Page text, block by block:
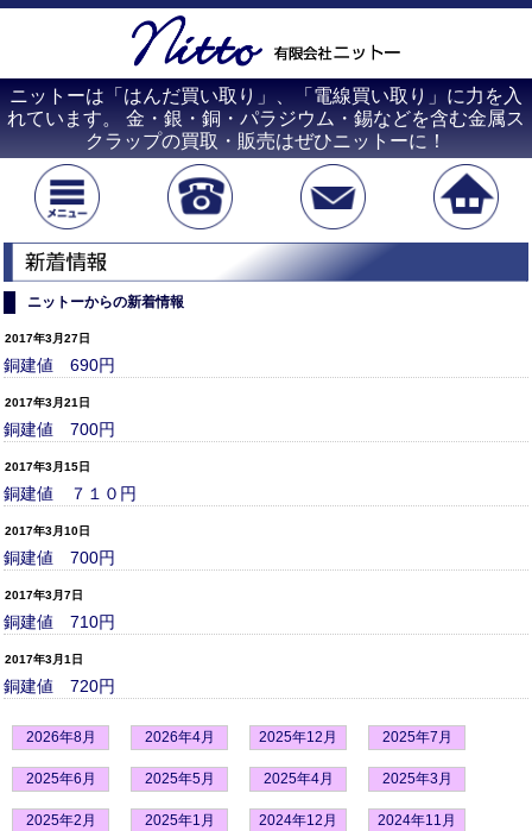
ニットーは「はんだ買い取り」、「電線買い取り」に力を入
れています。 金・銀・銅・パラジウム・錫などを含む金属ス
クラップの買取・販売はぜひニットーに！
ニットーからの新着情報
2017年3月27日
銅建値 690円
2017年3月21日
銅建値 700円
2017年3月15日
銅建値 ７１０円
2017年3月10日
銅建値 700円
2017年3月7日
銅建値 710円
2017年3月1日
銅建値 720円
2026年8月 2026年4月 2025年12月 2025年7月
2025年6月 2025年5月 2025年4月 2025年3月
2025年2月 2025年1月 2024年12月 2024年11月